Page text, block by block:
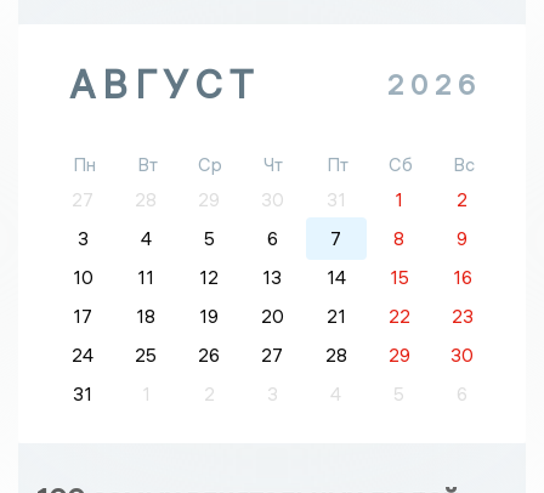
АВГУСТ 2026
Пн Вт Ср Чт Пт Сб
Вс
27
28 29 30 31 1
2
3
4 5 6 7 8
9
10
11 12 13 14 15
16
17
18 19 20 21 22
23
24
25 26 27 28 29
30
31
1 2 3 4 5 6